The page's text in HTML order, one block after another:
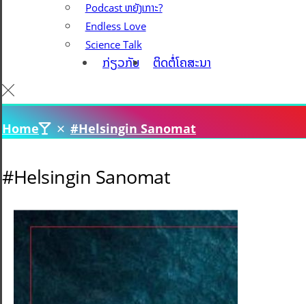
Podcast ຫຍັງເກາະ?
Endless Love
Science Talk
ກ່ຽວກັບ ຕິດຕໍ່ໂຄສະນາ
Home #Helsingin Sanomat
#Helsingin Sanomat